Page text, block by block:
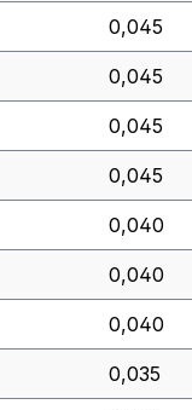
0,045
0,045
0,045
0,045
0,040
0,040
0,040
0,035